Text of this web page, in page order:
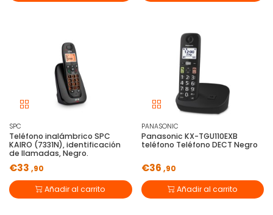
SPC
Teléfono inalámbrico SPC
KAIRO (7331N), identificación
de llamadas, Negro.
€33 ,90
Añadir al carrito
PANASONIC
Panasonic KX-TGU110EXB
teléfono Teléfono DECT Negro
€36 ,90
Añadir al carrito